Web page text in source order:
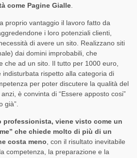
come Pagine Gialle.
proprio vantaggio il lavoro fatto da
i loro potenziali clienti,
di avere un sito. Realizzano siti
dai domini improbabili, che
che ad un sito. Il tutto per 1000 euro,
indisturbata rispetto alla categoria di
per poter discutere la qualità del
è convinta di “Essere apposto cosi”
già”.
professionista, viene visto come un
che chiede molto di più di un
costa meno, con il risultato inevitabile
competenza, la preparazione e la